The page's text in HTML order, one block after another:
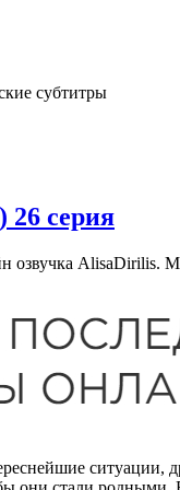
субтитры
серия
озвучка AlisaDirilis.
ситуации,